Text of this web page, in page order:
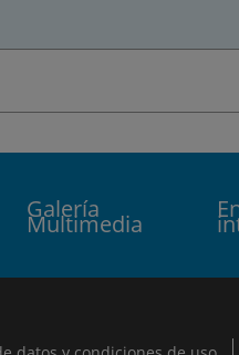
Galería
Multimedia